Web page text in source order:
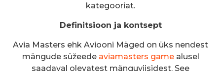
kategooriat.
Definitsioon ja kontsept
Avia Masters ehk Aviooni Mäged on üks nendest
mängude süžeede aviamasters gamealusel
saadaval olevatest mänguviisidest. See